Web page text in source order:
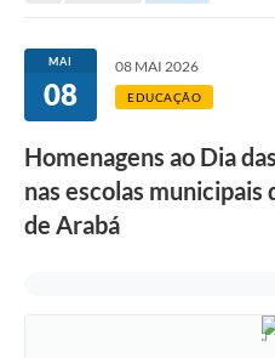
MAI
08
08 MAI 2026
EDUCAÇÃO
Homenagens ao Dia
nas escolas
de Arabá